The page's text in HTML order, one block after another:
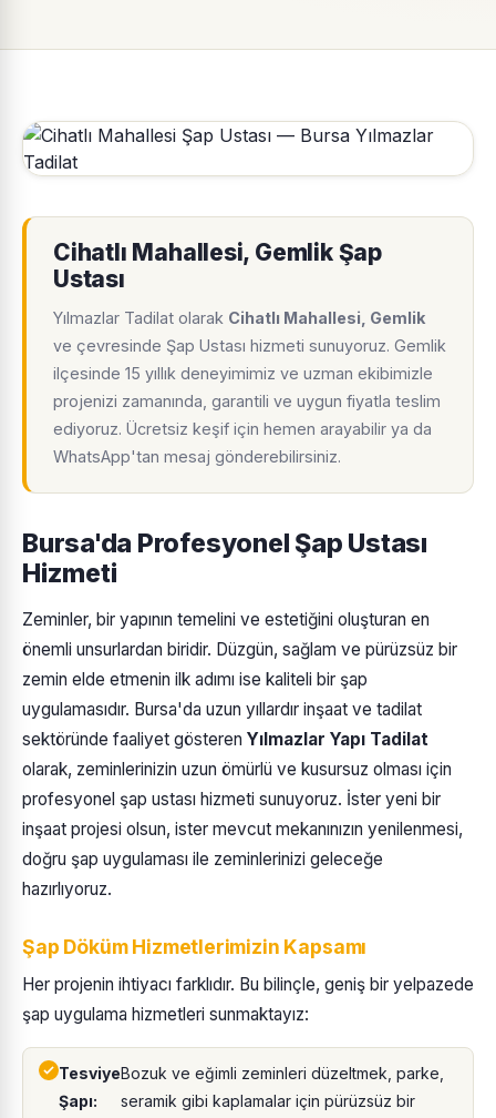
Cihatlı Mahallesi, Gemlik Şap
Ustası
Yılmazlar Tadilat olarak Cihatlı Mahallesi, Gemlik
ve çevresinde Şap Ustası hizmeti sunuyoruz. Gemlik
ilçesinde 15 yıllık deneyimimiz ve uzman ekibimizle
projenizi zamanında, garantili ve uygun fiyatla teslim
ediyoruz. Ücretsiz keşif için hemen arayabilir ya da
WhatsApp'tan mesaj gönderebilirsiniz.
Bursa'da Profesyonel Şap Ustası
Hizmeti
Zeminler, bir yapının temelini ve estetiğini oluşturan en
önemli unsurlardan biridir. Düzgün, sağlam ve pürüzsüz bir
zemin elde etmenin ilk adımı ise kaliteli bir şap
uygulamasıdır. Bursa'da uzun yıllardır inşaat ve tadilat
sektöründe faaliyet gösteren Yılmazlar Yapı Tadilat
olarak, zeminlerinizin uzun ömürlü ve kusursuz olması için
profesyonel şap ustası hizmeti sunuyoruz. İster yeni bir
inşaat projesi olsun, ister mevcut mekanınızın yenilenmesi,
doğru şap uygulaması ile zeminlerinizi geleceğe
hazırlıyoruz.
Şap Döküm Hizmetlerimizin Kapsamı
Her projenin ihtiyacı farklıdır. Bu bilinçle, geniş bir yelpazede
şap uygulama hizmetleri sunmaktayız:
Tesviye
Şapı:
Bozuk ve eğimli zeminleri düzeltmek, parke,
seramik gibi kaplamalar için pürüzsüz bir